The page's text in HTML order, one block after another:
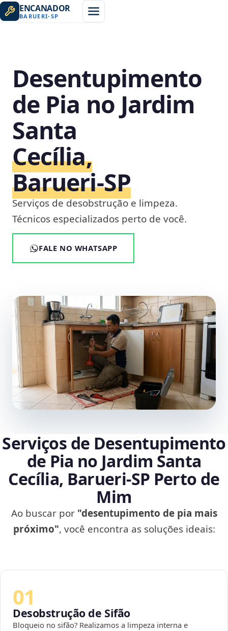
ENCANADOR
BARUERI-SP
Desentupimento
de Pia no Jardim
Santa
Cecília,
Barueri‑SP
Serviços de desobstrução e limpeza.
Técnicos especializados perto de você.
FALE NO WHATSAPP
Serviços de Desentupimento
de Pia no Jardim Santa
Cecília, Barueri‑SP Perto de
Mim
Ao buscar por "desentupimento de pia mais
próximo", você encontra as soluções ideais:
01
Desobstrução de Sifão
Bloqueio no sifão? Realizamos a limpeza interna e